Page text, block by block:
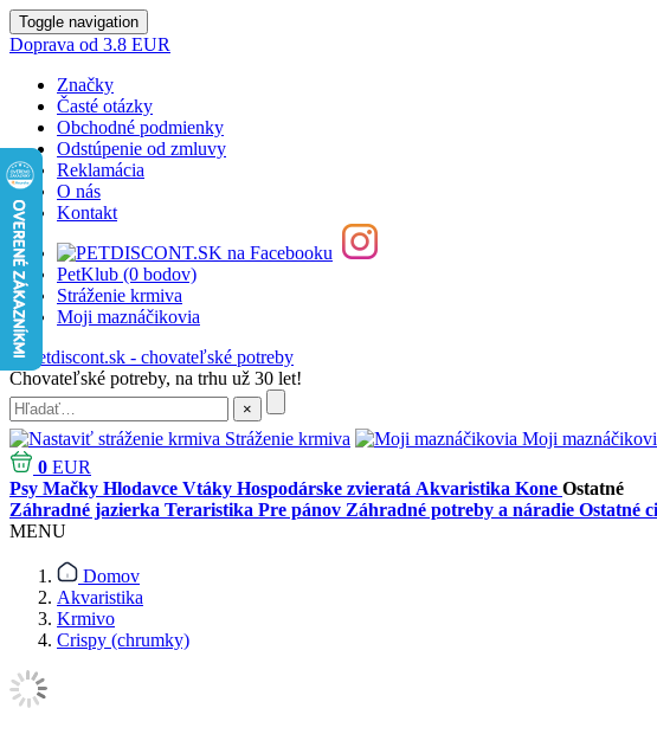
Toggle navigation
Doprava od 3.8 EUR
Značky
Časté otázky
Obchodné podmienky
Odstúpenie od zmluvy
Reklamácia
O nás
Kontakt
PetKlub (0 bodov)
Stráženie krmiva
Moji maznáčikovia
Chovateľské potreby, na trhu už 30 let!
Stráženie krmiva Moji
0 EUR
Psy Mačky Hlodavce Vtáky Hospodárske zvieratá Akvaristika Kone Ostatné
Záhradné jazierka Teraristika Pre pánov Záhradné potreby a náradie Ostatné
MENU
Domov
Akvaristika
Krmivo
Crispy (chrumky)